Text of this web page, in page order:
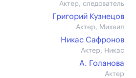
Актер, следователь
Григорий Кузнецов
Актер, Михаил
Никас Сафронов
Актер, Никас
А. Голанова
Актер